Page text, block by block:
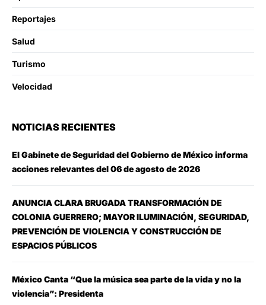
Reportajes
Salud
Turismo
Velocidad
NOTICIAS RECIENTES
El Gabinete de Seguridad del Gobierno de México informa
acciones relevantes del 06 de agosto de 2026
ANUNCIA CLARA BRUGADA TRANSFORMACIÓN DE
COLONIA GUERRERO; MAYOR ILUMINACIÓN, SEGURIDAD,
PREVENCIÓN DE VIOLENCIA Y CONSTRUCCIÓN DE
ESPACIOS PÚBLICOS
México Canta “Que la música sea parte de la vida y no la
violencia”: Presidenta